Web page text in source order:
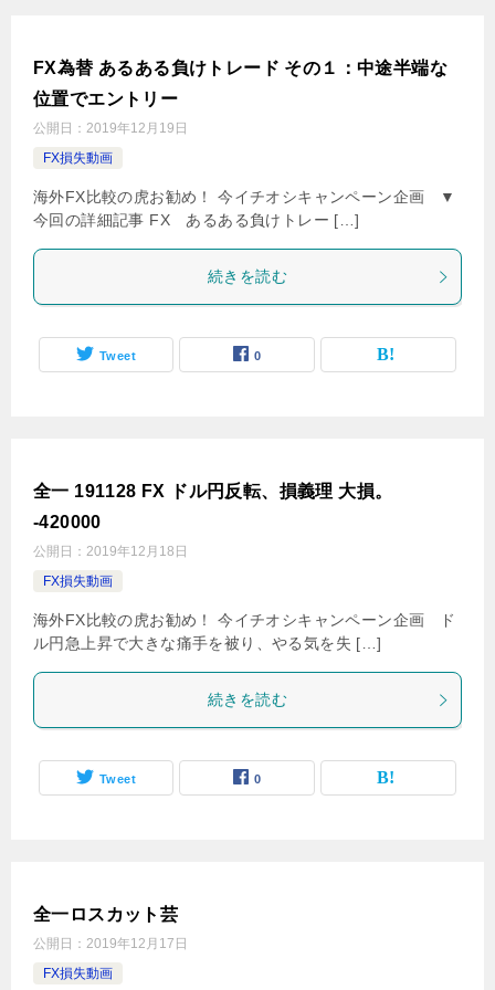
FX為替 あるある負けトレード その１：中途半端な
位置でエントリー
公開日： 2019年12月19日
FX損失動画
海外FX比較の虎お勧め！ 今イチオシキャンペーン企画 ▼
今回の詳細記事 FX あるある負けトレー […]
続きを読む
Tweet 0
全一 191128 FX ドル円反転、損義理 大損。
-420000
公開日： 2019年12月18日
FX損失動画
海外FX比較の虎お勧め！ 今イチオシキャンペーン企画 ド
ル円急上昇で大きな痛手を被り、やる気を失 […]
続きを読む
Tweet 0
全一ロスカット芸
公開日： 2019年12月17日
FX損失動画